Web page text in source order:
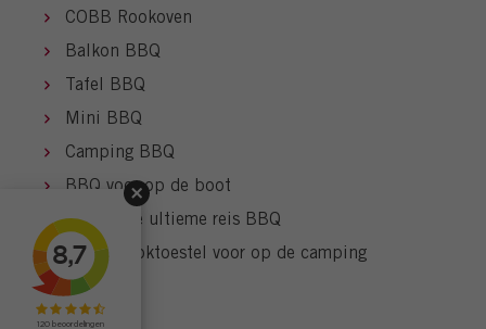
COBB Rookoven
Balkon BBQ
Tafel BBQ
Mini BBQ
Camping BBQ
BBQ voor op de boot
COBB: De ultieme reis BBQ
COBB kooktoestel voor op de camping
HOW TO